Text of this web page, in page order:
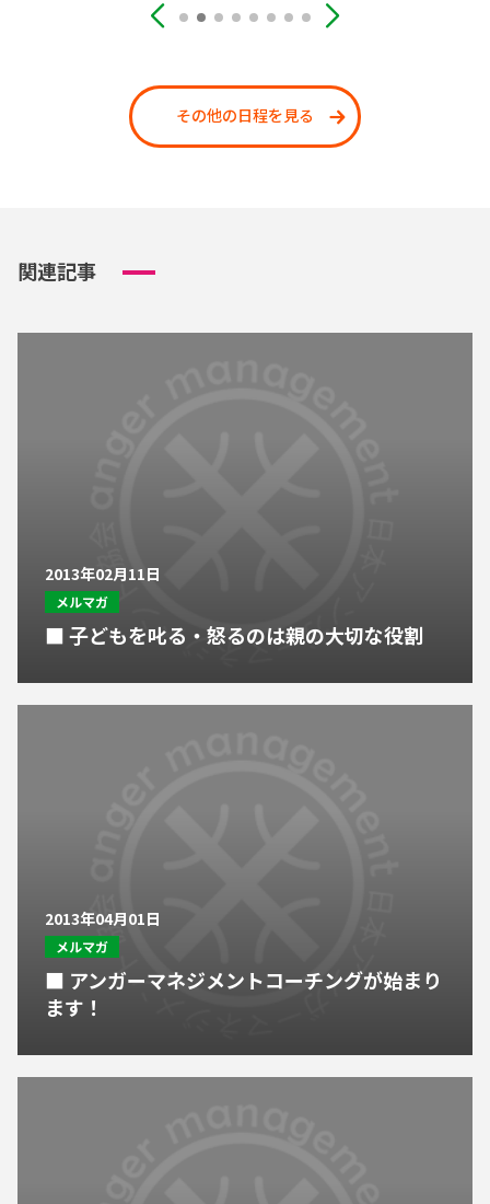
その他の日程を見る
関連記事
2013年02月11日
メルマガ
■ 子どもを叱る・怒るのは親の大切な役割
2013年04月01日
メルマガ
■ アンガーマネジメントコーチングが始まり
ます！